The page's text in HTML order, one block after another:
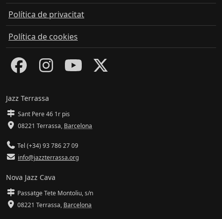
Política de privacitat
Política de cookies
Jazz Terrassa
Sant Pere 46 1r pis
08221 Terrassa, Barcelona
Tel (+34) 93 786 27 09
info@jazzterrassa.org
Nova Jazz Cava
Passatge Tete Montoliu, s/n
08221 Terrassa, Barcelona